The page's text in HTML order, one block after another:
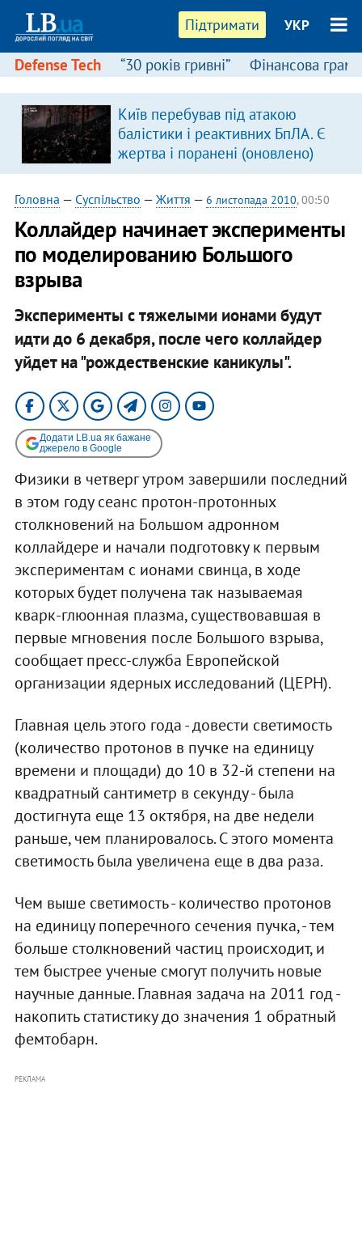
Підтримати УКР
Defense Tech “30 років гривні” Фінансова
Київ перебував під атакою
балістики і реактивних БпЛА. Є
жертва і поранені (оновлено)
Головна — Суспільство — Життя — 6 листопада 2010, 00:50
Коллайдер начинает эксперименты
по моделированию Большого
взрыва
Эксперименты с тяжелыми ионами будут
идти до 6 декабря, после чего коллайдер
уйдет на "рождественские каникулы".
Додати LB.ua як бажане
джерело в Google
Физики в четверг утром завершили последний
в этом году сеанс протон-протонных
столкновений на Большом адронном
коллайдере и начали подготовку к первым
экспериментам с ионами свинца, в ходе
которых будет получена так называемая
кварк-глюонная плазма, существовавшая в
первые мгновения после Большого взрыва,
сообщает пресс-служба Европейской
организации ядерных исследований (ЦЕРН).
Главная цель этого года - довести светимость
(количество протонов в пучке на единицу
времени и площади) до 10 в 32-й степени на
квадратный сантиметр в секунду - была
достигнута еще 13 октября, на две недели
раньше, чем планировалось. С этого момента
светимость была увеличена еще в два раза.
Чем выше светимость - количество протонов
на единицу поперечного сечения пучка, - тем
больше столкновений частиц происходит, и
тем быстрее ученые смогут получить новые
научные данные. Главная задача на 2011 год -
накопить статистику до значения 1 обратный
фемтобарн.
РЕКЛАМА